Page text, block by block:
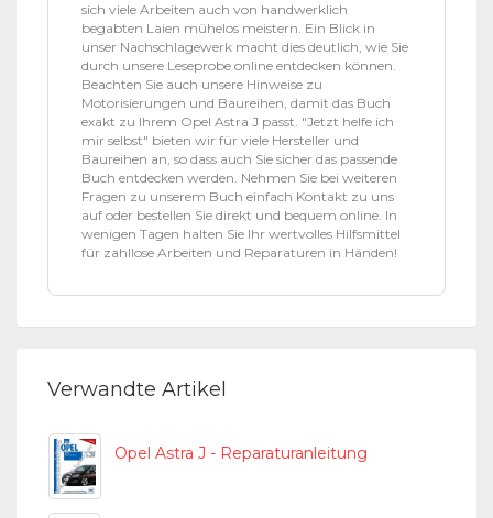
sich viele Arbeiten auch von handwerklich
begabten Laien mühelos meistern. Ein Blick in
unser Nachschlagewerk macht dies deutlich, wie Sie
durch unsere Leseprobe online entdecken können.
Beachten Sie auch unsere Hinweise zu
Motorisierungen und Baureihen, damit das Buch
exakt zu Ihrem Opel Astra J passt. "Jetzt helfe ich
mir selbst" bieten wir für viele Hersteller und
Baureihen an, so dass auch Sie sicher das passende
Buch entdecken werden. Nehmen Sie bei weiteren
Fragen zu unserem Buch einfach Kontakt zu uns
auf oder bestellen Sie direkt und bequem online. In
wenigen Tagen halten Sie Ihr wertvolles Hilfsmittel
für zahllose Arbeiten und Reparaturen in Händen!
Verwandte Artikel
Opel Astra J - Reparaturanleitung